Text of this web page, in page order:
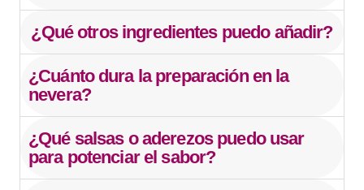
¿Qué otros ingredientes puedo añadir?
¿Cuánto dura la preparación en la
nevera?
¿Qué salsas o aderezos puedo usar
para potenciar el sabor?